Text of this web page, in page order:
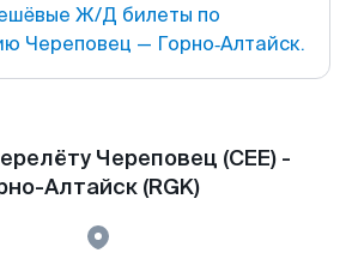
Ж/Д билеты по
Череповец — Горно‑Алтайск.
Череповец (CEE) -
Алтайск (RGK)